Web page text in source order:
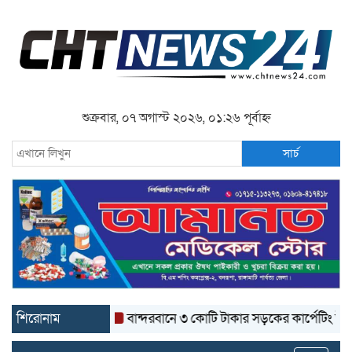
শুক্রবার, ০৭ অগাস্ট ২০২৬, ০১:২৬ পূর্বাহ্ন
সার্চ
শিরোনাম বান্দরবানে ৩ কোটি টাকার সড়কের কার্পেটিং উঠে